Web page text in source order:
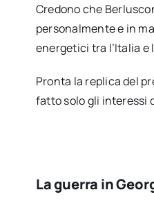
Credono che
personalmente e in
energetici tra l’Italia e
Pronta la replica del
fatto solo gli interessi
La guerra in